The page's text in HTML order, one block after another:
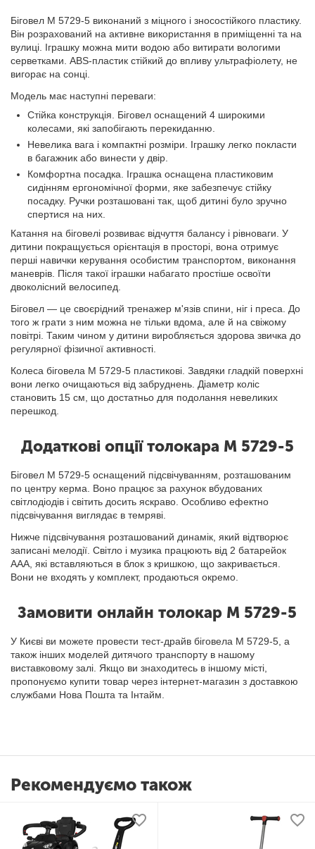
Біговел M 5729-5 виконаний з міцного і зносостійкого пластику.
Він розрахований на активне використання в приміщенні та на
вулиці. Іграшку можна мити водою або витирати вологими
серветками. ABS-пластик стійкий до впливу ультрафіолету, не
вигорає на сонці.
Модель має наступні переваги:
Стійка конструкція. Біговел оснащений 4 широкими
колесами, які запобігають перекиданню.
Невелика вага і компактні розміри. Іграшку легко покласти
в багажник або винести у двір.
Комфортна посадка. Іграшка оснащена пластиковим
сидінням ергономічної форми, яке забезпечує стійку
посадку. Ручки розташовані так, щоб дитині було зручно
спертися на них.
Катання на біговелі розвиває відчуття балансу і рівноваги. У
дитини покращується орієнтація в просторі, вона отримує
перші навички керування особистим транспортом, виконання
маневрів. Після такої іграшки набагато простіше освоїти
двоколісний велосипед.
Біговел — це своєрідний тренажер м'язів спини, ніг і преса. До
того ж грати з ним можна не тільки вдома, але й на свіжому
повітрі. Таким чином у дитини виробляється здорова звичка до
регулярної фізичної активності.
Колеса біговела M 5729-5 пластикові. Завдяки гладкій поверхні
вони легко очищаються від забруднень. Діаметр коліс
становить 15 см, що достатньо для подолання невеликих
перешкод.
Додаткові опції толокара M 5729-5
Біговел M 5729-5 оснащений підсвічуванням, розташованим
по центру керма. Воно працює за рахунок вбудованих
світлодіодів і світить досить яскраво. Особливо ефектно
підсвічування виглядає в темряві.
Нижче підсвічування розташований динамік, який відтворює
записані мелодії. Світло і музика працюють від 2 батарейок
AAA, які вставляються в блок з кришкою, що закривається.
Вони не входять у комплект, продаються окремо.
Замовити онлайн толокар M 5729-5
У Києві ви можете провести тест-драйв біговела M 5729-5, а
також інших моделей дитячого транспорту в нашому
виставковому залі. Якщо ви знаходитесь в іншому місті,
пропонуємо купити товар через інтернет-магазин з доставкою
службами Нова Пошта та Інтайм.
Рекомендуємо також